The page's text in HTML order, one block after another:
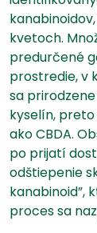
kvetoch.
predurčené
prostredie, v
sa
kyselín,
ako CBDA.
po prijatí
odštiepenie
kanabinoid”,
proces sa